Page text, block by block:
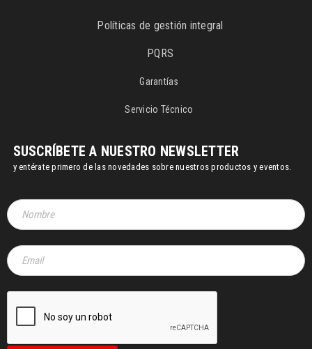
Políticas de gestión integral
PQRS
Garantías
Servicio Técnico
SUSCRÍBETE A NUESTRO NEWSLETTER
y entérate primero de las novedades sobre nuestros productos y eventos.